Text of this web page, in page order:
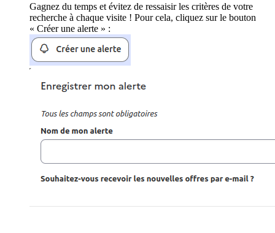
Gagnez du temps et évitez de ressaisir les critères de votre
recherche à chaque visite ! Pour cela, cliquez sur le bouton
« Créer une alerte » :